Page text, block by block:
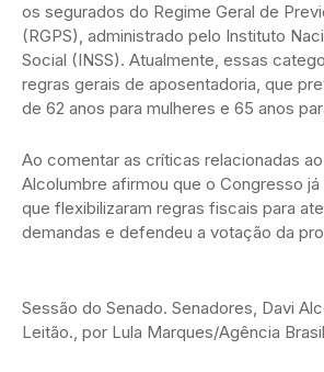
os segurados do Regime Geral de
(RGPS), administrado pelo Instituto
Social (INSS). Atualmente, essas
regras gerais de aposentadoria, que
de 62 anos para mulheres e 65 anos
Ao comentar as críticas relacionadas
Alcolumbre afirmou que o Congresso
que flexibilizaram regras fiscais para
demandas e defendeu a votação da
Sessão do Senado. Senadores, Davi
Leitão., por Lula Marques/Agência